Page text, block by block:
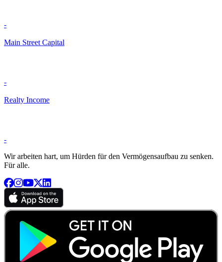
-
Main Street Capital
-
Realty Income
-
Wir arbeiten hart, um Hürden für den Vermögensaufbau zu senken.
Für alle.